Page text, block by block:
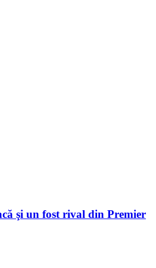
şi un fost rival din Premier